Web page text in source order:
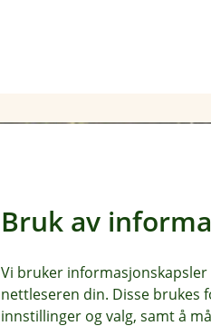
Bruk av
Vi bruker
nettleseren din. Disse brukes
innstillinger og valg, samt å